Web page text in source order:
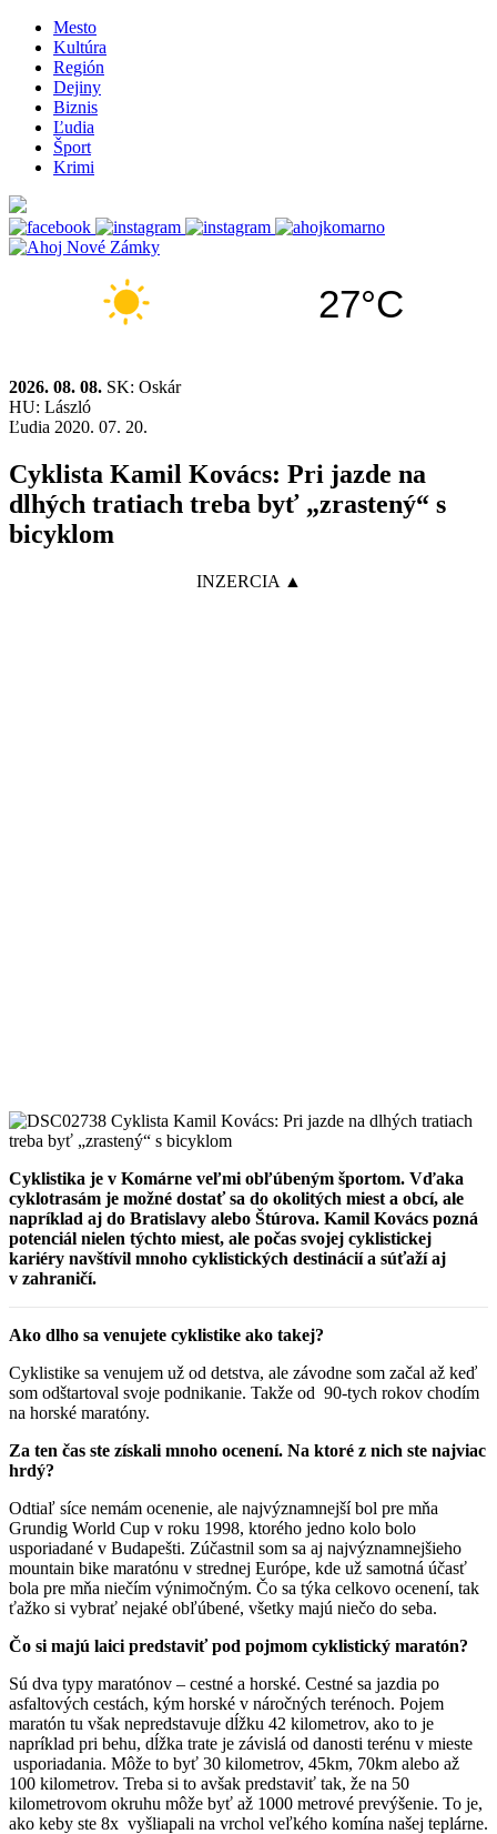
Mesto
Kultúra
Región
Dejiny
Biznis
Ľudia
Šport
Krimi
27°C
2026. 08. 08. SK: Oskár
HU: László
Ľudia 2020. 07. 20.
Cyklista Kamil Kovács: Pri jazde na
dlhých tratiach treba byť „zrastený“ s
bicyklom
INZERCIA ▲
Cyklistika je v Komárne veľmi obľúbeným športom. Vďaka
cyklotrasám je možné dostať sa do okolitých miest a obcí, ale
napríklad aj do Bratislavy alebo Štúrova. Kamil Kovács pozná
potenciál nielen týchto miest, ale počas svojej cyklistickej
kariéry navštívil mnoho cyklistických destinácií a súťaží aj
v zahraničí.
Ako dlho sa venujete cyklistike ako takej?
Cyklistike sa venujem už od detstva, ale závodne som začal až keď
som odštartoval svoje podnikanie. Takže od 90-tych rokov chodím
na horské maratóny.
Za ten čas ste získali mnoho ocenení. Na ktoré z nich ste najviac
hrdý?
Odtiaľ síce nemám ocenenie, ale najvýznamnejší bol pre mňa
Grundig World Cup v roku 1998, ktorého jedno kolo bolo
usporiadané v Budapešti. Zúčastnil som sa aj najvýznamnejšieho
mountain bike maratónu v strednej Európe, kde už samotná účasť
bola pre mňa niečím výnimočným. Čo sa týka celkovo ocenení, tak
ťažko si vybrať nejaké obľúbené, všetky majú niečo do seba.
Čo si majú laici predstaviť pod pojmom cyklistický maratón?
Sú dva typy maratónov – cestné a horské. Cestné sa jazdia po
asfaltových cestách, kým horské v náročných terénoch. Pojem
maratón tu však nepredstavuje dĺžku 42 kilometrov, ako to je
napríklad pri behu, dĺžka trate je závislá od danosti terénu v mieste
usporiadania. Môže to byť 30 kilometrov, 45km, 70km alebo až
100 kilometrov. Treba si to avšak predstaviť tak, že na 50
kilometrovom okruhu môže byť až 1000 metrové prevýšenie. To je,
ako keby ste 8x vyšliapali na vrchol veľkého komína našej teplárne.